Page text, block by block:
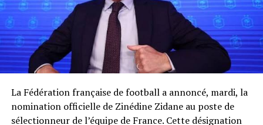
La Fédération française de football a annoncé, mardi, la
nomination officielle de Zinédine Zidane au poste de
sélectionneur de l’équipe de France. Cette désignation